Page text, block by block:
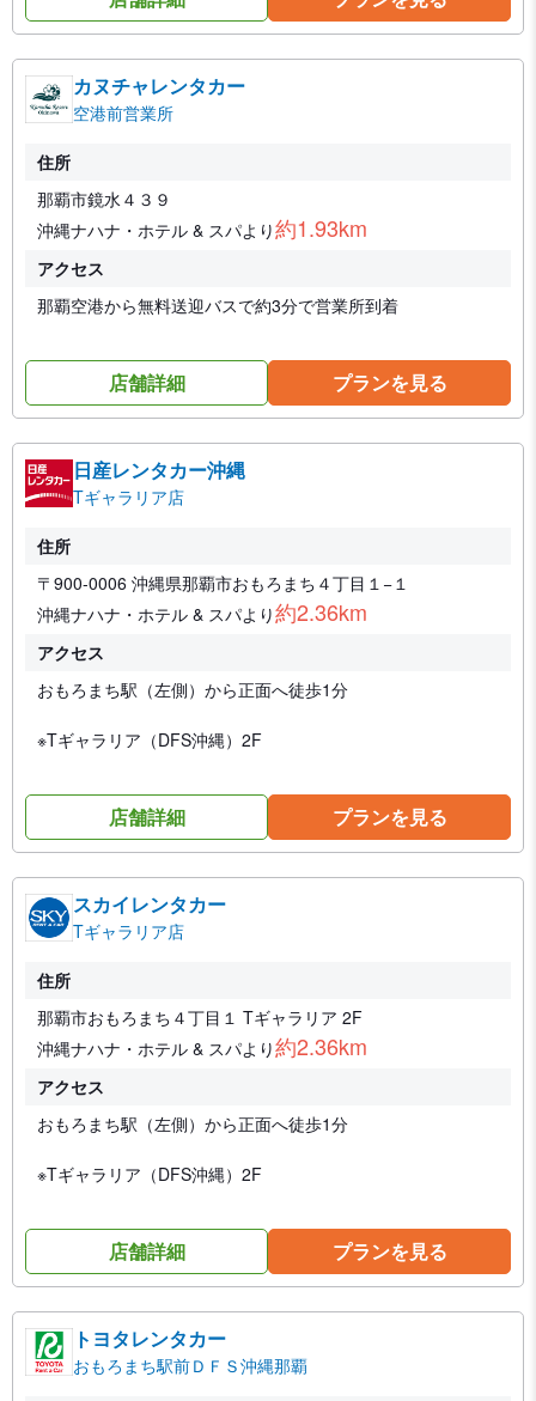
カヌチャレンタカー
空港前営業所
住所
那覇市鏡水４３９
沖縄ナハナ・ホテル & スパより約1.93km
アクセス
那覇空港から無料送迎バスで約3分で営業所到着
店舗詳細 プランを見る
日産レンタカー沖縄
Tギャラリア店
住所
〒900-0006 沖縄県那覇市おもろまち４丁目１−１
沖縄ナハナ・ホテル & スパより約2.36km
アクセス
おもろまち駅（左側）から正面へ徒歩1分
※Tギャラリア（DFS沖縄）2F
店舗詳細 プランを見る
スカイレンタカー
Tギャラリア店
住所
那覇市おもろまち４丁目１ Tギャラリア 2F
沖縄ナハナ・ホテル & スパより約2.36km
アクセス
おもろまち駅（左側）から正面へ徒歩1分
※Tギャラリア（DFS沖縄）2F
店舗詳細 プランを見る
トヨタレンタカー
おもろまち駅前ＤＦＳ沖縄那覇